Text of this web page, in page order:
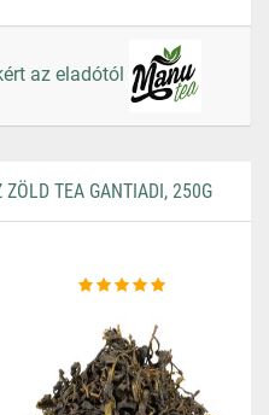
az eladótól
ZÖLD TEA GANTIADI, 250G